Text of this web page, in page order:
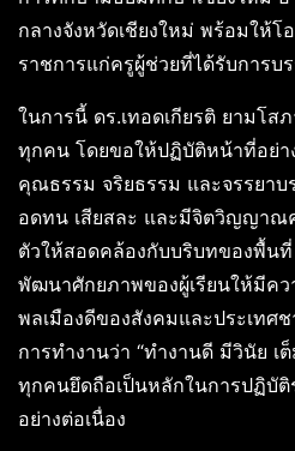
กลางจังหวัดเชียงใหม่ พร้อมให้
ราชการแก่ครูผู้ช่วยที่ได้รับการบ
ในการนี้ ดร.เทอดเกียรติ ยามโส
ทุกคน โดยขอให้ปฏิบัติหน้าที่อย่า
คุณธรรม จริยธรรม และจรรยา
อดทน เสียสละ และมีจิตวิญญาณ
ตัวให้สอดคล้องกับบริบทของพื้น
พัฒนาศักยภาพของผู้เรียนให้มีค
พลเมืองดีของสังคมและประเทศ
การทำงานว่า “ทำงานดี มีวินัย เ
ทุกคนยึดถือเป็นหลักในการปฏิบั
อย่างต่อเนื่อง